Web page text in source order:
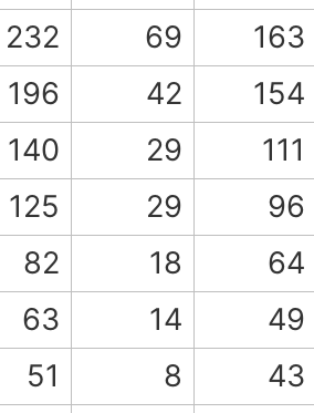
232 69
163
196 42
154
140 29
111
125 29
96
82 18
64
63 14
49
51 8
43